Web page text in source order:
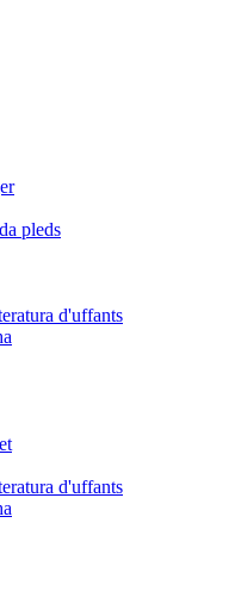
pleds
d'uffants
d'uffants